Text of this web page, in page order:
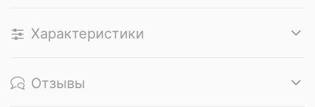
Характеристики
Отзывы